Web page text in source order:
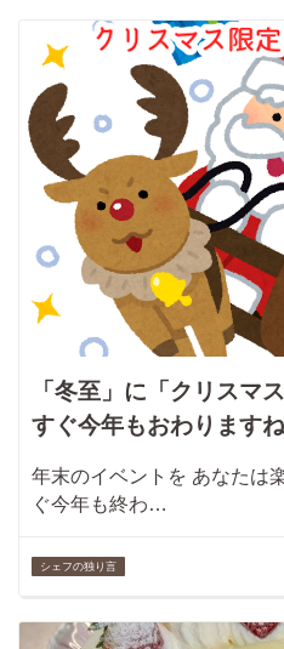
「冬至」に「クリスマ
すぐ今年もおわります
年末のイベントを あなたは
ぐ今年も終わ…
シェフの独り言